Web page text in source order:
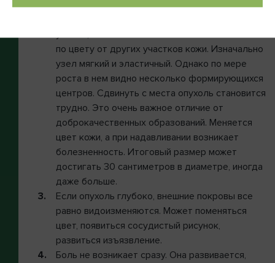
Если образование возникает близко к
узелок, потом шишечка. Они мало отличаются
по цвету от других участков кожи. Изначально
узел мягкий и эластичный. Однако по мере
роста в нем видно несколько формирующихся
центров. Сдвинуть с места опухоль становится
трудно. Это очень важное отличие от
доброкачественных образований. Меняется
цвет кожи, а при надавливании возникает
болезненность. Итоговый размер может
достигать 30 сантиметров в диаметре, иногда
даже больше.
Если опухоль глубоко, внешние покровы все
равно видоизменяются. Может поменяться
цвет, появиться сосудистый рисунок,
развиться изъязвление.
Боль не возникает сразу. Она развивается,